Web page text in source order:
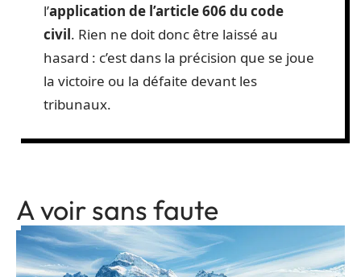
l’application de l’article 606 du code
civil. Rien ne doit donc être laissé au
hasard : c’est dans la précision que se joue
la victoire ou la défaite devant les
tribunaux.
A voir sans faute